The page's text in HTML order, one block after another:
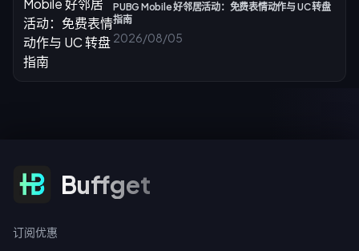
PUBG Mobile 好邻居活动：免费表情动作与 UC 转盘
指南
2026/08/05
订阅优惠 Buffget
订阅优惠